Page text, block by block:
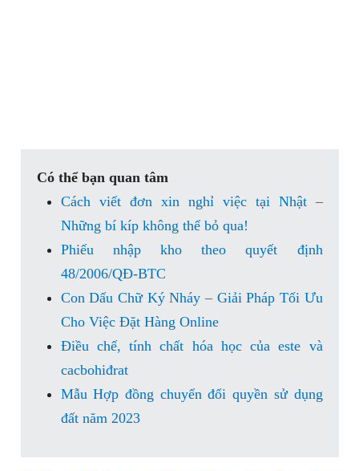
Có thể bạn quan tâm
Cách viết đơn xin nghỉ việc tại Nhật –
Những bí kíp không thể bỏ qua!
Phiếu nhập kho theo quyết định
48/2006/QĐ-BTC
Con Dấu Chữ Ký Nháy – Giải Pháp Tối Ưu
Cho Việc Đặt Hàng Online
Điều chế, tính chất hóa học của este và
cacbohiđrat
Mẫu Hợp đồng chuyển đổi quyền sử dụng
đất năm 2023